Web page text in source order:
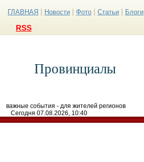
ГЛАВНАЯ Новости Фото Статьи Блоги
RSS
Провинциалы
важные события - для жителей регионов
Сегодня 07.08.2026, 10:40